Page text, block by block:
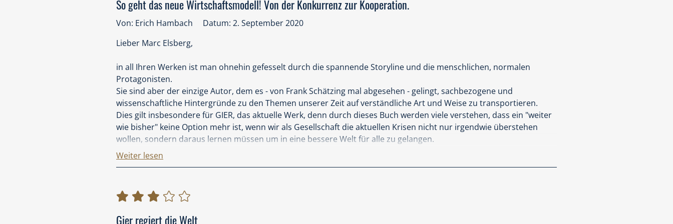
So geht das neue Wirtschaftsmodell! Von der Konkurrenz zur Kooperation.
Von: Erich Hambach
Datum: 2. September 2020
Lieber Marc Elsberg,
in all Ihren Werken ist man ohnehin gefesselt durch die spannende Storyline und die menschlichen, normalen
Protagonisten.
Sie sind aber der einzige Autor, dem es - von Frank Schätzing mal abgesehen - gelingt, sachbezogene und
wissenschaftliche Hintergründe zu den Themen unserer Zeit auf verständliche Art und Weise zu transportieren.
Dies gilt insbesondere für GIER, das aktuelle Werk, denn durch dieses Buch werden viele verstehen, dass ein "weiter
wie bisher" keine Option mehr ist, wenn wir als Gesellschaft die aktuellen Krisen nicht nur irgendwie überstehen
wollen, sondern daraus lernen müssen um in eine bessere Welt für alle zu gelangen.
Die These: "Durch Kooperationswirtschaft erreichen wir mit weniger Aufwand mehr Ertrag" ist wahrscheinlich der
elementare Ansatz für unser aller Zukunft.
Weiter lesen
Gier regiert die Welt